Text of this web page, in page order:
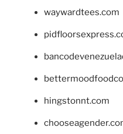
waywardtees.com
hingstonnt.com